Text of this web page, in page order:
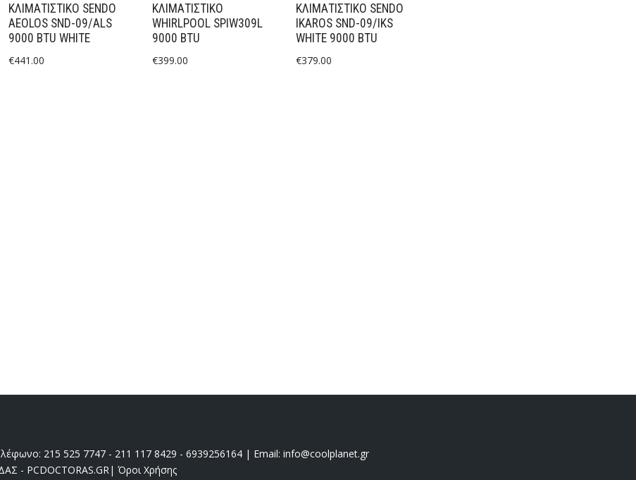
ΚΛΙΜΑΤΙΣΤΙΚΟ SENDO
AEOLOS SND-09/ALS
9000 BTU WHITE
€441.00
ΚΛΙΜΑΤΙΣΤΙΚΟ
WHIRLPOOL SPIW309L
9000 BTU
€399.00
ΚΛΙΜΑΤΙΣΤΙΚΟ SENDO
IKAROS SND-09/IKS
WHITE 9000 BTU
€379.00
215 525 7747 - 211 117 8429 - 6939256164 | Email: info@coolplanet.gr
- PCDOCTORAS.GR| Όροι Χρήσης